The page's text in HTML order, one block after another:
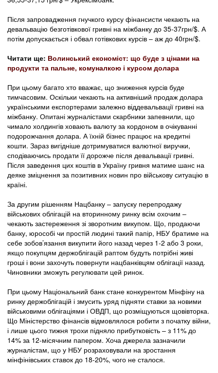
Після запровадження гнучкого курсу фінансисти чекають на
девальвацію безготівкової гривні на міжбанку до 35-37грн/$. А
потім допускається і обвал готівкових курсів – аж до 40грн/$.
Читати ще: Волинський економіст: що буде з цінами на
продукти та пальне, комуналкою і курсом долара
При цьому багато хто вважає, що зниження курсів буде
тимчасовим. Оскільки чекають на активніший продаж долара
українськими експортерами залежно віддевальвації гривні на
міжбанку. Опитані журналістами скарбники запевнили, що
чимало холдингів ховають валюту за кордоном в очікуванні
подорожчання долара. А їхній бізнес працює на кредитні
кошти. Зараз вигідніше дотримуватися валютної виручки,
сподіваючись продати її дорожче після девальвації гривні.
Після заведення цих коштів в Україну гривня матиме шанс на
деяке зміцнення за позитивних новин про військову ситуацію в
країні.
За другим рішенням Нацбанку – запуску перепродажу
військових облігацій на вторинному ринку всім охочим –
чекають застереження зі зворотним викупом. Що, продаючи
банку, юрособі чи простій людині такий папір, НБУ братиме на
себе зобов’язання викупити його назад через 1-2 або 3 роки,
якщо покупцям держоблігацій раптом будуть потрібні живі
гроші і вони захочуть повернути нацбанківцям облігації назад.
Чиновники зможуть регулювати цей ринок.
При цьому Національний банк стане конкурентом Мінфіну на
ринку держоблігацій і змусить уряд підняти ставки за новими
військовими облігаціями і ОВДП, що розміщуються щовівторка.
Що Міністерство фінансів відмовлялося робити з початку війни,
і лише цього тижня трохи підняло прибутковість – з 11% до
14% за 12-місячним папером. Хоча джерела зазначили
журналістам, що у НБУ розраховували на зростання
мінфінівських ставок до 18-20%, чого не сталося.